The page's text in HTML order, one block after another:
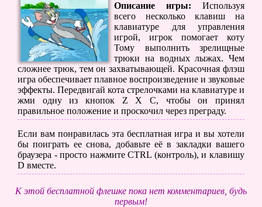
Описание игры: Используя
всего несколько клавиш на
клавиатуре для управления
игрой, игрок помогает коту
Тому выполнить зрелищные
трюки на водных лыжах. Чем
сложнее трюк, тем он захватывающей. Красочная флэш
игра обеспечивает плавное воспроизведение и звуковые
эффекты. Передвигай кота стрелочками на клавиатуре и
жми одну из кнопок Z X C, чтобы он принял
правильное положение и проскочил через преграду.
Если вам понравилась эта бесплатная игра и вы хотели
бы поиграть ее снова, добавьте её в закладки вашего
браузера - просто нажмите CTRL (контроль), и клавишу
D вместе.
К этой бесплатной флешке пока нет комментариев, будь
первым!